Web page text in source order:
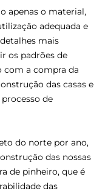
apenas o material,
adequada e
mais
os padrões de
com a compra da
das casas e
de
do norte por ano,
das nossas
de pinheiro, que é
das